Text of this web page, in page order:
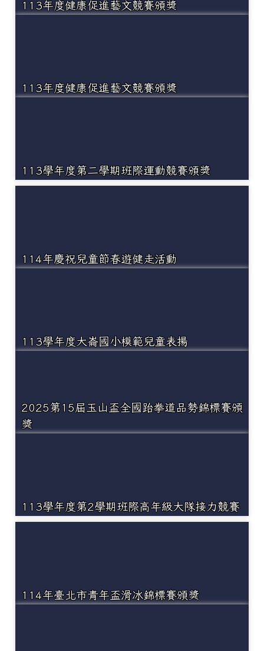
113年度健康促進藝文競賽頒獎
113年度健康促進藝文競賽頒獎
113學年度第二學期班際運動競賽頒獎
114年慶祝兒童節春遊健走活動
113學年度大崙國小模範兒童表揚
2025第15屆玉山盃全國跆拳道品勢錦標賽頒
獎
113學年度第2學期班際高年級大隊接力競賽
114年臺北市青年盃滑冰錦標賽頒獎